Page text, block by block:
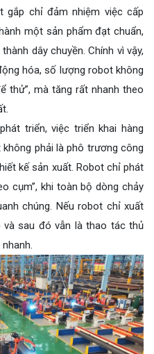
gắp chỉ đảm nhiệm việc cấp
một sản phẩm đạt chuẩn,
dây chuyền. Chính vì vậy,
hóa, số lượng robot không
thử”, mà tăng rất nhanh theo
triển, việc triển khai hàng
phải là phô trương công
kế sản xuất. Robot chỉ phát
cụm”, khi toàn bộ dòng chảy
chúng. Nếu robot chỉ xuất
sau đó vẫn là thao tác thủ